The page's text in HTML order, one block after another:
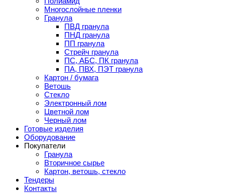
Многослойные пленки
Гранула
ПВД гранула
ПНД гранула
ПП гранула
Стрейч гранула
ПС, АБС, ПК гранула
ПА, ПВХ, ПЭТ гранула
Картон / бумага
Ветошь
Стекло
Электронный лом
Цветной лом
Черный лом
Готовые изделия
Оборудование
Покупатели
Гранула
Вторичное сырье
Картон, ветошь, стекло
Тендеры
Контакты